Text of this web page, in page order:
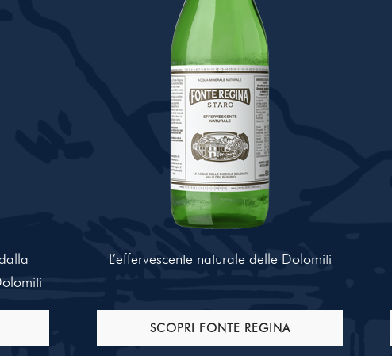
L’effervescente naturale delle Dolomiti
SCOPRI FONTE REGINA